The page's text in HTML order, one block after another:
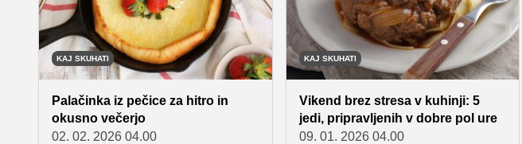
KAJ SKUHATI
Palačinka iz pečice za hitro in
okusno večerjo
02. 02. 2026 04.00
KAJ SKUHATI
Vikend brez stresa v kuhinji: 5
jedi, pripravljenih v dobre pol ure
09. 01. 2026 04.00